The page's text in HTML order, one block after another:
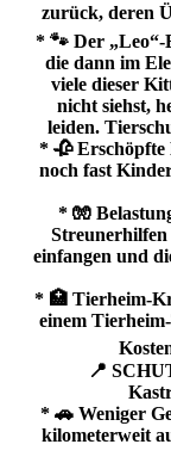
zurück, deren
* 🐾 Der „Leo“-
die dann im
viele dieser
nicht siehst,
leiden.
* 🥀 Erschöpfte
noch fast
* 🧤
Streunerhilfen
einfangen und
* 🏥 Tierheim-
einem
📍
* 🚗 Weniger
kilometerweit